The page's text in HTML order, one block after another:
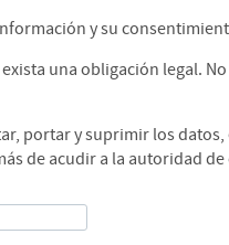
y su
una obligación legal.
portar y suprimir los
de acudir a la autoridad